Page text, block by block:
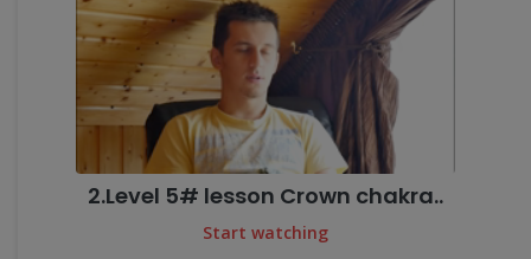
2.Level 5# lesson Crown chakra..
Start watching